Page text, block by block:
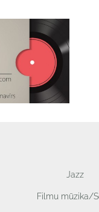
Jazz
Filmu mūzika/